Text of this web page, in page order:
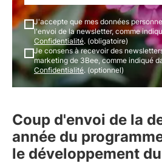
J'accepte que mes données
l'envoi de la newsletter, comme
Confidentialité. (obligatoire)
Je consens à recevoir des
marketing de 3Bee, comme indiqué
Confidentialité. (optionnel)
Coup d'envoi de la
année du
le développement